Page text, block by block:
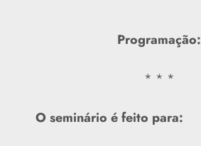
Programação:
* * *
O seminário é feito para: